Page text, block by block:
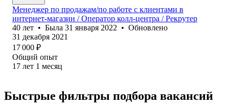
Менеджер по продажам/по работе с клиентами в
интернет-магазин / Оператор колл-центра / Рекрутер
40 лет • Была 31 января 2022 • Обновлено
31 декабря 2021
17 000 ₽
Общий опыт
17 лет 1 месяц
Быстрые фильтры подбора вакансий